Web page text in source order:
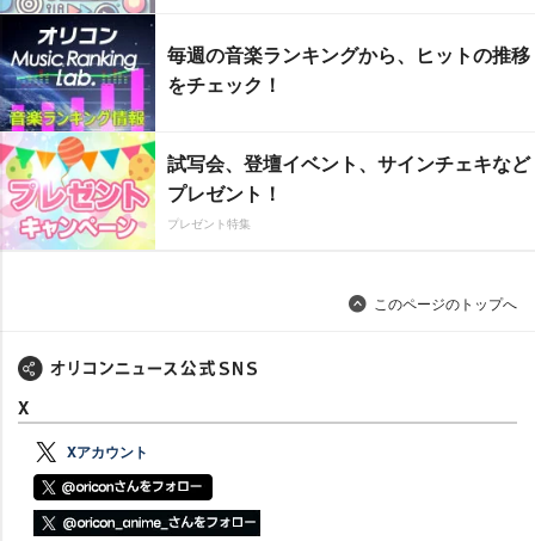
毎週の音楽ランキングから、ヒットの推移
をチェック！
試写会、登壇イベント、サインチェキなど
プレゼント！
プレゼント特集
このページのトップへ
X
Xアカウント